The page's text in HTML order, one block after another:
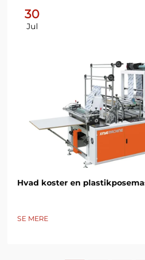
30
Jul
Hvad koster en
SE MERE